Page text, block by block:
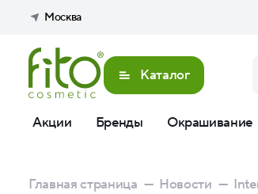
Москва
Каталог
Акции Бренды Окрашивание
Главная страница — Новости —